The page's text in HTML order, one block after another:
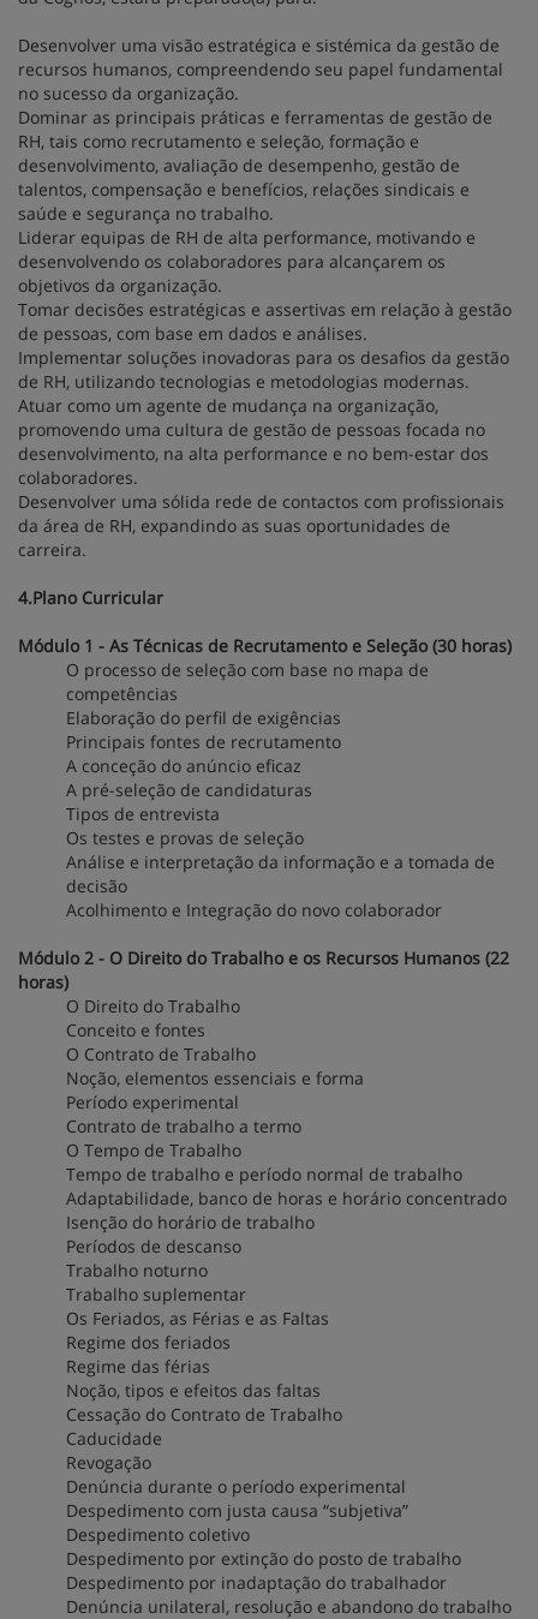
Desenvolver uma visão estratégica e sistémica da gestão de
recursos humanos, compreendendo seu papel fundamental
no sucesso da organização.
Dominar as principais práticas e ferramentas de gestão de
RH, tais como recrutamento e seleção, formação e
desenvolvimento, avaliação de desempenho, gestão de
talentos, compensação e benefícios, relações sindicais e
saúde e segurança no trabalho.
Liderar equipas de RH de alta performance, motivando e
desenvolvendo os colaboradores para alcançarem os
objetivos da organização.
Tomar decisões estratégicas e assertivas em relação à gestão
de pessoas, com base em dados e análises.
Implementar soluções inovadoras para os desafios da gestão
de RH, utilizando tecnologias e metodologias modernas.
Atuar como um agente de mudança na organização,
promovendo uma cultura de gestão de pessoas focada no
desenvolvimento, na alta performance e no bem-estar dos
colaboradores.
Desenvolver uma sólida rede de contactos com profissionais
da área de RH, expandindo as suas oportunidades de
carreira.
4.Plano Curricular
Módulo 1 - As Técnicas de Recrutamento e Seleção (30 horas)
O processo de seleção com base no mapa de
competências
Elaboração do perfil de exigências
Principais fontes de recrutamento
A conceção do anúncio eficaz
A pré-seleção de candidaturas
Tipos de entrevista
Os testes e provas de seleção
Análise e interpretação da informação e a tomada de
decisão
Acolhimento e Integração do novo colaborador
Módulo 2 - O Direito do Trabalho e os Recursos Humanos (22
horas)
O Direito do Trabalho
Conceito e fontes
O Contrato de Trabalho
Noção, elementos essenciais e forma
Período experimental
Contrato de trabalho a termo
O Tempo de Trabalho
Tempo de trabalho e período normal de trabalho
Adaptabilidade, banco de horas e horário concentrado
Isenção do horário de trabalho
Períodos de descanso
Trabalho noturno
Trabalho suplementar
Os Feriados, as Férias e as Faltas
Regime dos feriados
Regime das férias
Noção, tipos e efeitos das faltas
Cessação do Contrato de Trabalho
Caducidade
Revogação
Denúncia durante o período experimental
Despedimento com justa causa “subjetiva”
Despedimento coletivo
Despedimento por extinção do posto de trabalho
Despedimento por inadaptação do trabalhador
Denúncia unilateral, resolução e abandono do trabalho